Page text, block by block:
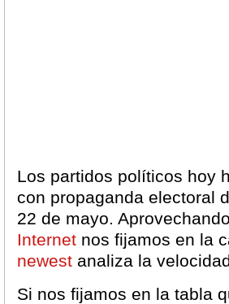
Los partidos políticos hoy
con propaganda electoral
22 de mayo.
Internet nos fijamos en la
newest analiza la
Si nos fijamos en la tabla